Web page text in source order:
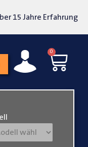
15 Jahre Erfahrung
0